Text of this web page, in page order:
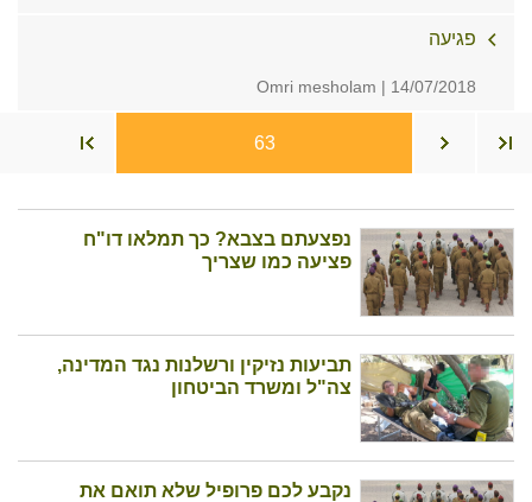
פגיעה
Omri mesholam | 14/07/2018
63
נפצעתם בצבא? כך תמלאו דו"ח
פציעה כמו שצריך
תביעות נזיקין ורשלנות נגד המדינה,
צה"ל ומשרד הביטחון
נקבע לכם פרופיל שלא תואם את